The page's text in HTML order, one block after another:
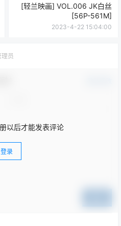
[轻兰映画] VOL.006 JK白丝
[56P-561M]
2023-4-22 15:04:00
理员
以后才能发表评论
登录